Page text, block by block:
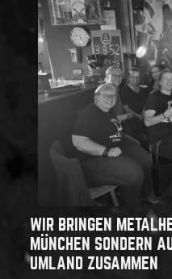
WIR BRINGEN
MÜNCHEN SONDERN
UMLAND ZUSAMMEN